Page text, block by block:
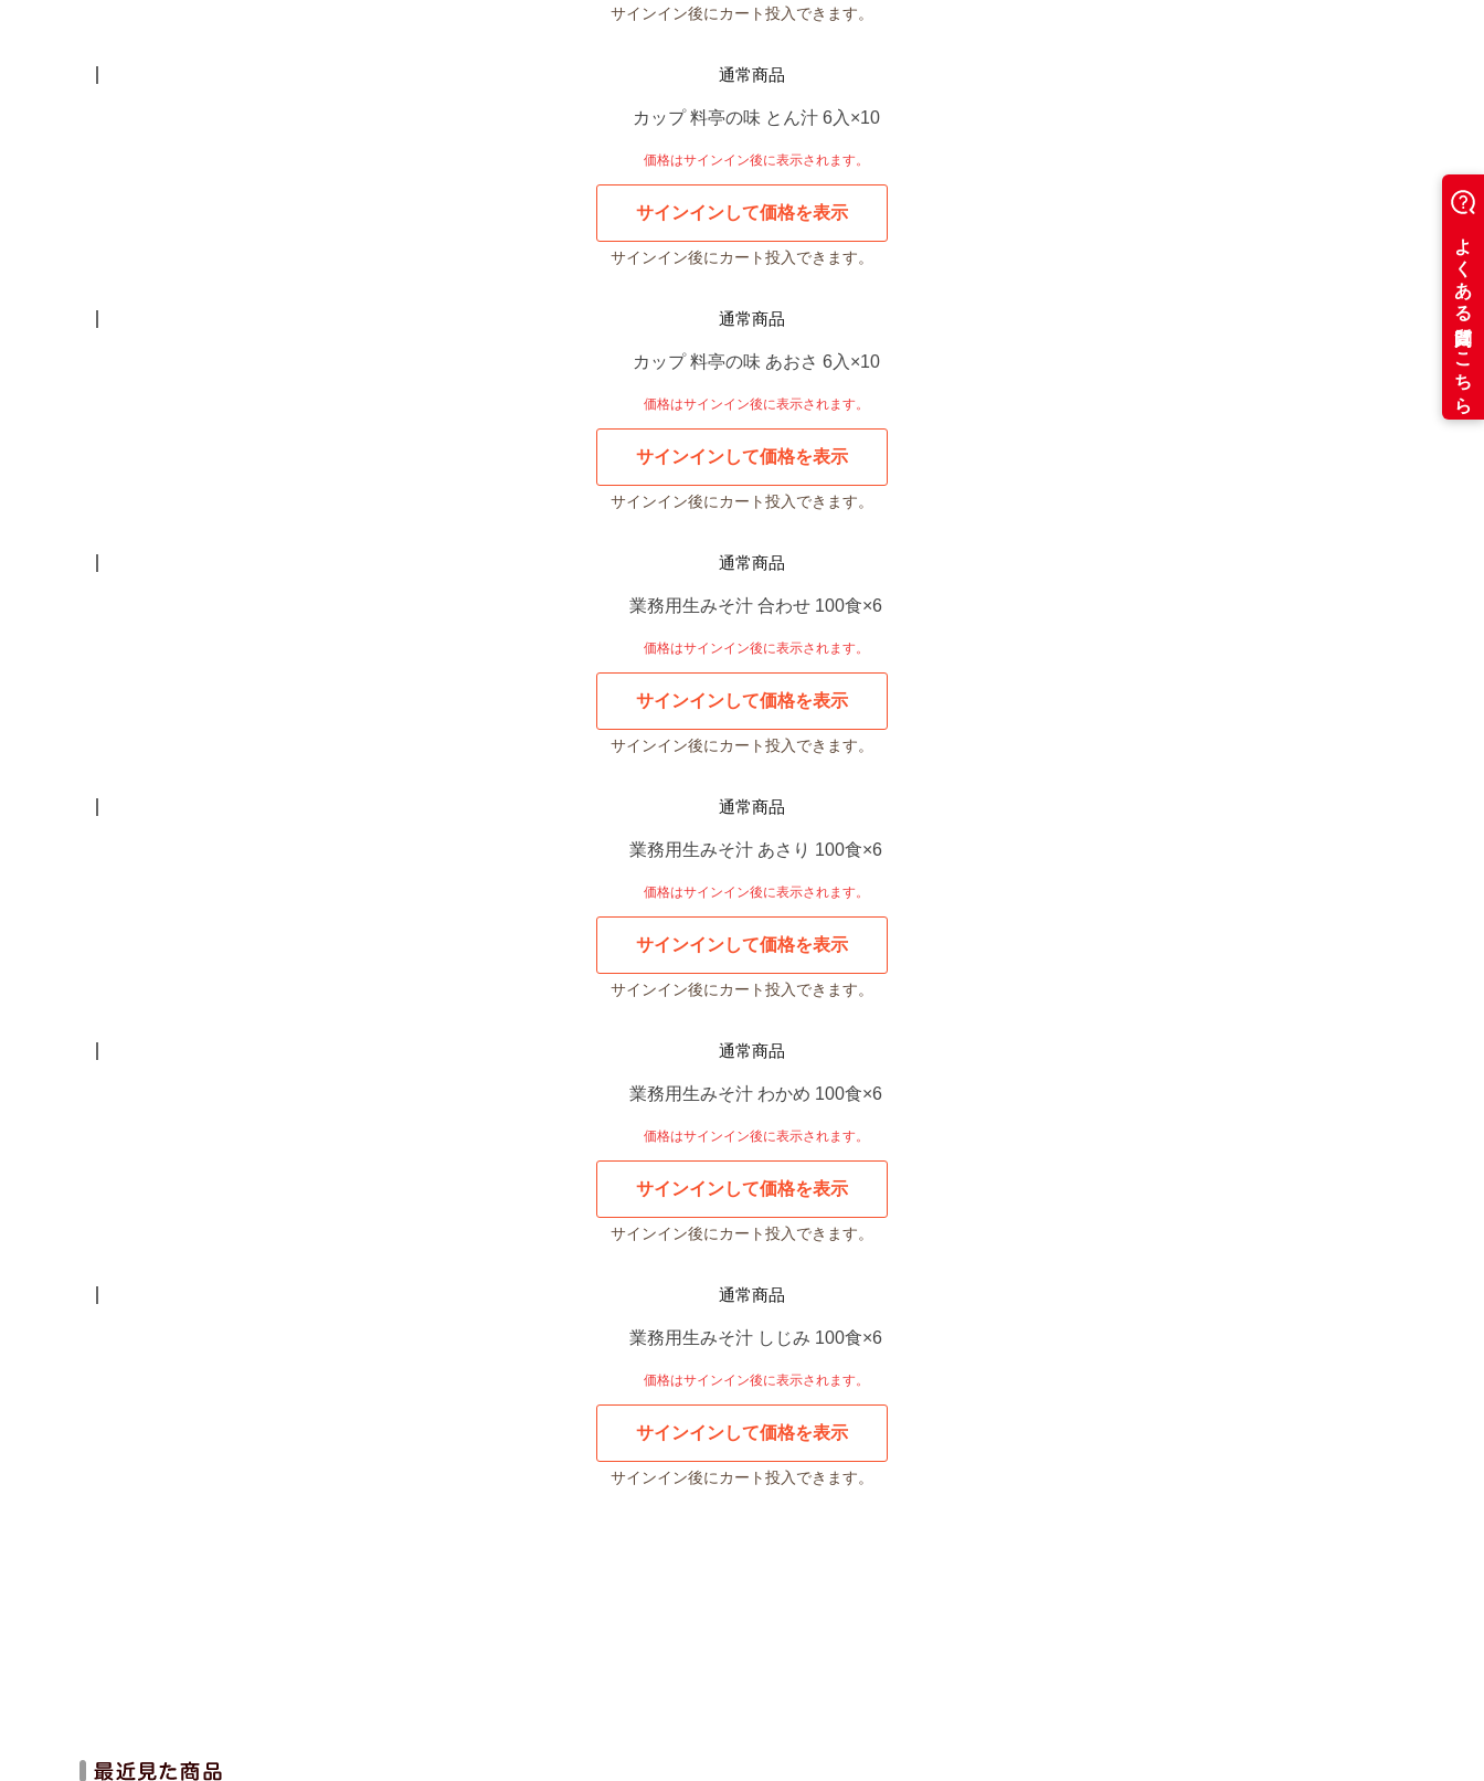
サインイン後にカート投入できます。
通常商品
カップ 料亭の味 とん汁 6入×10
価格はサインイン後に表示されます。
サインインして価格を表示
サインイン後にカート投入できます。
通常商品
カップ 料亭の味 あおさ 6入×10
価格はサインイン後に表示されます。
サインインして価格を表示
サインイン後にカート投入できます。
通常商品
業務用生みそ汁 合わせ 100食×6
価格はサインイン後に表示されます。
サインインして価格を表示
サインイン後にカート投入できます。
通常商品
業務用生みそ汁 あさり 100食×6
価格はサインイン後に表示されます。
サインインして価格を表示
サインイン後にカート投入できます。
通常商品
業務用生みそ汁 わかめ 100食×6
価格はサインイン後に表示されます。
サインインして価格を表示
サインイン後にカート投入できます。
通常商品
業務用生みそ汁 しじみ 100食×6
価格はサインイン後に表示されます。
サインインして価格を表示
サインイン後にカート投入できます。